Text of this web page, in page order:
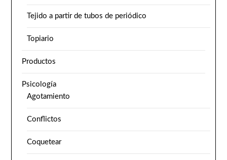
Tejido a partir de tubos de periódico
Topiario
Productos
Psicología
Agotamiento
Conflictos
Coquetear